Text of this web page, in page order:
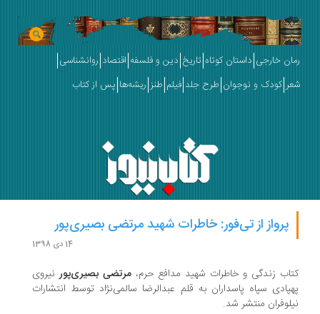
رمان خارجی داستان کوتاه تاریخ دین و فلسفه اقتصاد روانشناسی
شعر کودک و نوجوان طرح جلد فیلم طنز ریشه‌ها پس از کتاب
پرواز از تی‌فور: خاطرات شهید مرتضی بصیری‌پور
14 دی 1398
کتاب زندگی و خاطرات شهید مدافع حرم، مرتضی بصیری‌پورنیروی
پهپادی سپاه پاسداران به قلم عبدالرضا سالمی‌نژاد توسط انتشارات
نیلوفران منتشر شد.